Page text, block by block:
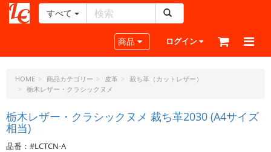
ー
ラ
フ
ド
ッ
ト・
すべて
Toggle navigation
商品 ログイン
HOME 商品カテゴリー 皮革
裁ち革（カットレザー）
栃木レザー・クラシックヌメ
栃木レザー・クラシックヌメ 裁ち革2030 (A4サイズ
相当)
品番：#LCTCN-A